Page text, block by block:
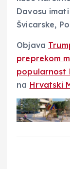
Davosu
Švicarske,
Objava
preprekom
popularnost
na Hrvatski